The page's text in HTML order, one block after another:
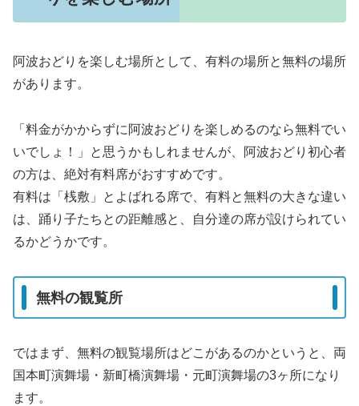
阿波おどりを楽しむ場所として、有料の場所と無料の場所
があります。
「料金がかからずに阿波おどりを楽しめるのなら無料でい
いでしょ！」と思うかもしれませんが、阿波おどり初心者
の方は、絶対有料席がおすすめです。
有料は「桟敷」とよばれる席で、有料と無料の大きな違い
は、踊り子たちとの距離感と、自分達の席が設けられてい
るかどうかです。
無料の観覧所
ではまず、無料の観覧場所はどこがあるのかというと、両
国本町演舞場・新町橋演舞場・元町演舞場の3ヶ所になり
ます。